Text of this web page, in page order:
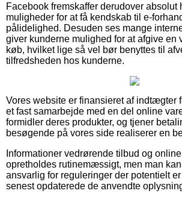
Facebook fremskaffer derudover
muligheder for at få kendskab til e-
pålidelighed. Desuden ses mange
giver kunderne mulighed for at afgive en
køb, hvilket lige så vel bør benyttes til
tilfredsheden hos kunderne.
Vores website er finansieret af indtægter
et fast samarbejde med en del online
formidler deres produkter, og tjener
besøgende på vores side realiserer en
Informationer vedrørende tilbud og
opretholdes rutinemæssigt, men man
ansvarlig for reguleringer der potentielt
senest opdaterede de anvendte